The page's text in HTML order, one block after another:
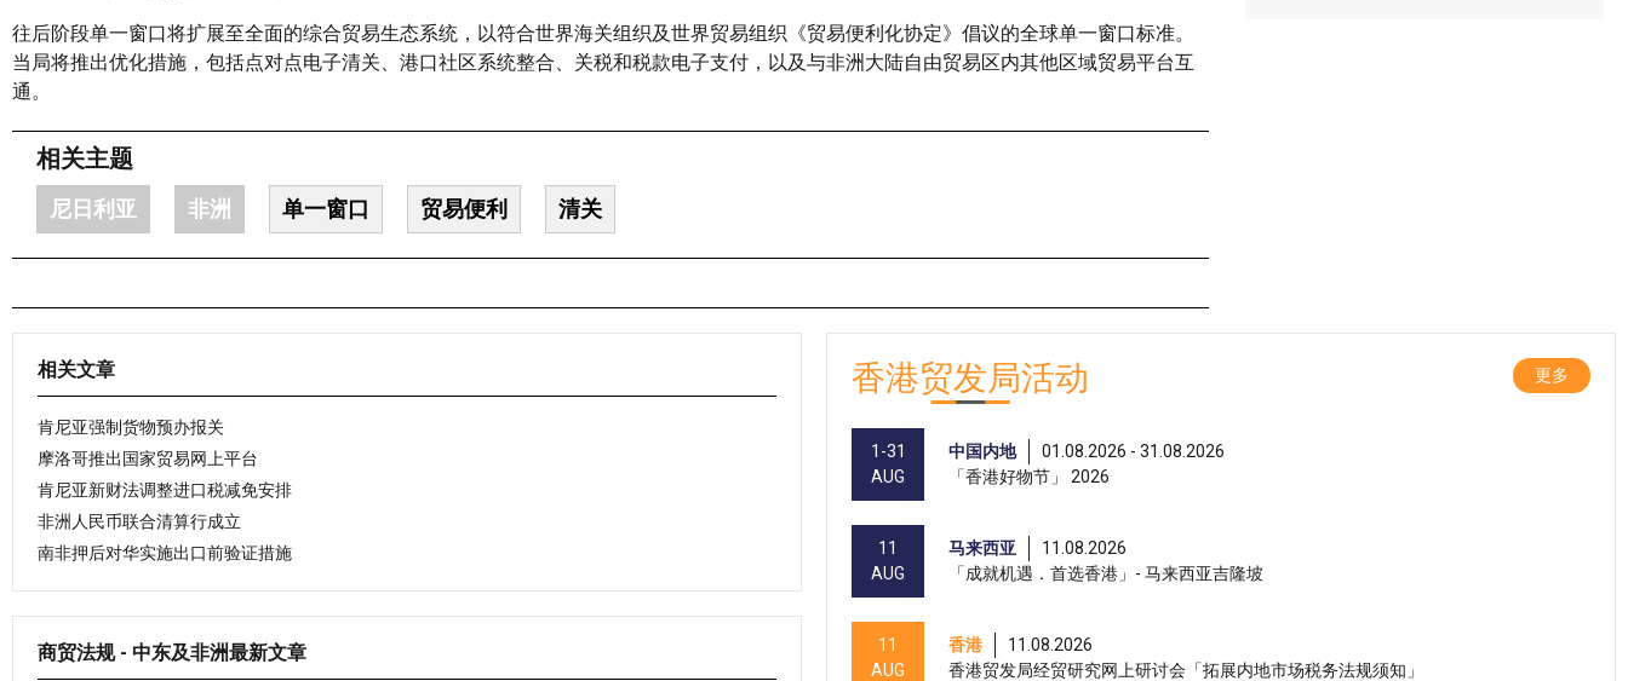
往后阶段单一窗口将扩展至全面的综合贸易生态系统，以符合世界海关组织及世界贸易组织《贸易便利化协定》倡议的全球单一窗口标准。
当局将推出优化措施，包括点对点电子清关、港口社区系统整合、关税和税款电子支付，以及与非洲大陆自由贸易区内其他区域贸易平台互
通。
相关主题
尼日利亚 非洲 单一窗口 贸易便利 清关
相关文章
肯尼亚强制货物预办报关
摩洛哥推出国家贸易网上平台
肯尼亚新财法调整进口税减免安排
非洲人民币联合清算行成立
南非押后对华实施出口前验证措施
商贸法规 - 中东及非洲最新文章
香港贸发局活动 更多
1-31
AUG
中国内地
01.08.2026 - 31.08.2026
「香港好物节」 2026
11
AUG
马来西亚
11.08.2026
「成就机遇．首选香港」- 马来西亚吉隆坡
11
AUG
香港
11.08.2026
香港贸发局经贸研究网上研讨会「拓展内地市场税务法规须知」